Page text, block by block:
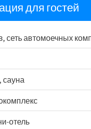
для гостей
сеть автомоечных
сауна
отель